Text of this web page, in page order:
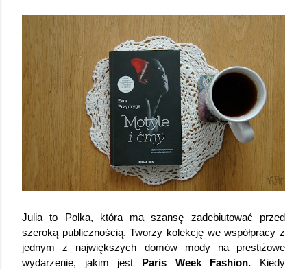
Julia to Polka, która ma szansę zadebiutować przed
szeroką publicznością. Tworzy kolekcję we współpracy z
jednym z największych domów mody na prestiżowe
wydarzenie, jakim jest
Paris Week Fashion. Kiedy